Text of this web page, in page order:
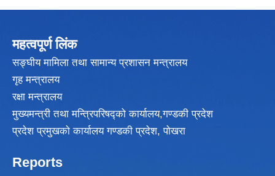
महत्वपूर्ण लिंक
सङ्घीय मामिला तथा सामान्य प्रशासन मन्त्रालय
गृह मन्त्रालय
रक्षा मन्त्रालय
मुख्यमन्त्री तथा मन्त्रिपरिषद्को कार्यालय,गण्डकी प्रदेश
प्रदेश प्रमुखकाे कार्यालय गण्डकी प्रदेश, पाेखरा
Reports